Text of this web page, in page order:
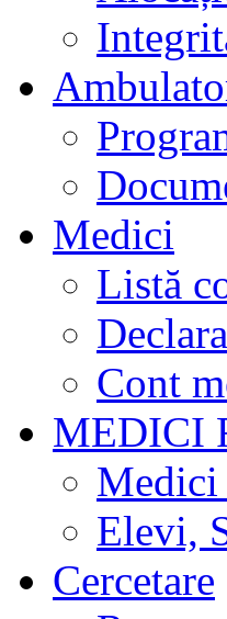
Medici
Listă
Cont
MEDICI
Medici
Elevi,
Cercetare